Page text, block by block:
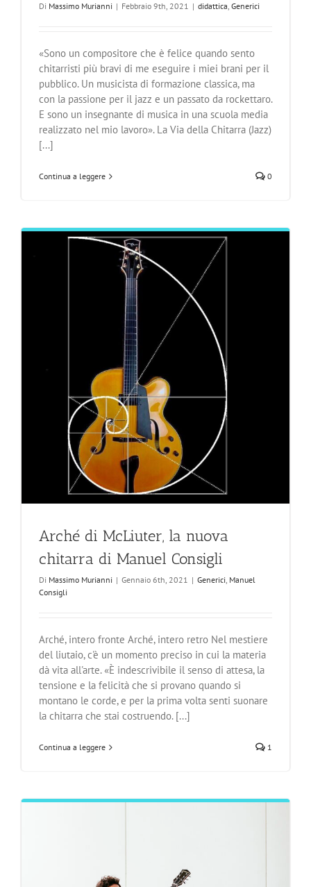
Di Massimo Murianni | Febbraio 9th, 2021 | didattica, Generici
«Sono un compositore che è felice quando sento
chitarristi più bravi di me eseguire i miei brani per il
pubblico. Un musicista di formazione classica, ma
con la passione per il jazz e un passato da rockettaro.
E sono un insegnante di musica in una scuola media
realizzato nel mio lavoro». La Via della Chitarra (Jazz)
[...]
Continua a leggere 0
Arché di McLiuter, la nuova
chitarra di Manuel Consigli
Di Massimo Murianni | Gennaio 6th, 2021 | Generici, Manuel
Consigli
Arché, intero fronte Arché, intero retro Nel mestiere
del liutaio, c'è un momento preciso in cui la materia
dà vita all'arte. «È indescrivibile il senso di attesa, la
tensione e la felicità che si provano quando si
montano le corde, e per la prima volta senti suonare
la chitarra che stai costruendo. [...]
Continua a leggere 1